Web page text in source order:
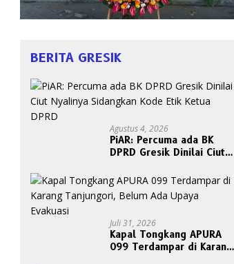
BERITA GRESIK
Agustus 4, 2026
PiAR: Percuma ada BK
DPRD Gresik Dinilai Ciut
Etik Ketua DPRD
Juli 31, 2026
Kapal Tongkang APURA
099 Terdampar di Karang